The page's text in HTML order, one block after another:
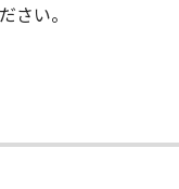
さい。